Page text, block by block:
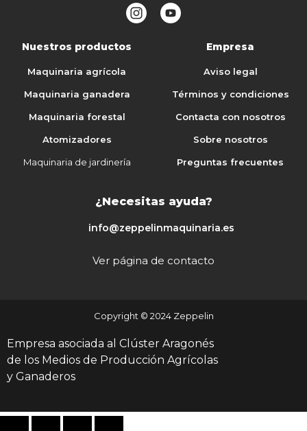
Nuestros productos
Maquinaria agrícola
Maquinaria ganadera
Maquinaria forestal
Atomizadores
Maquinaria de jardinería
Empresa
Aviso legal
Términos y condiciones
Contacta con nosotros
Sobre nosotros
Preguntas frecuentes
¿Necesitas ayuda?
info@zeppelinmaquinaria.es
Ver página de contacto
Copyright © 2024 Zeppelin
Empresa asociada al Clúster Aragonés
de los Medios de Producción Agrícolas
y Ganaderos